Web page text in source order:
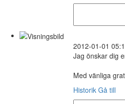
2012-01-01
Jag önskar dig
Med vänliga
Historik Gå till